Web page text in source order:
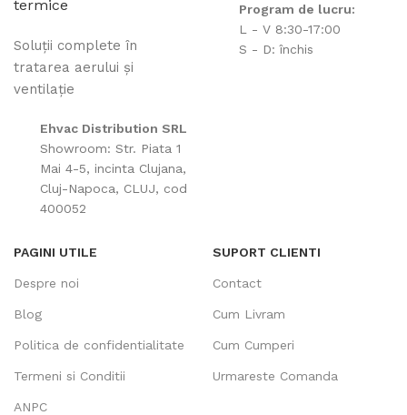
Soluții complete în
tratarea aerului și
ventilație
Ehvac Distribution SRL
Showroom: Str. Piata 1
Mai 4-5, incinta Clujana,
Cluj-Napoca, CLUJ, cod
400052
Program de lucru:
L - V 8:30-17:00
S - D: închis
PAGINI UTILE
Despre noi
Blog
Politica de confidentialitate
Termeni si Conditii
ANPC
SUPORT CLIENTI
Contact
Cum Livram
Cum Cumperi
Urmareste Comanda